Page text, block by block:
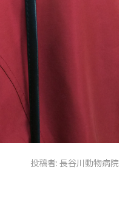
投稿者: 長谷川動物病院